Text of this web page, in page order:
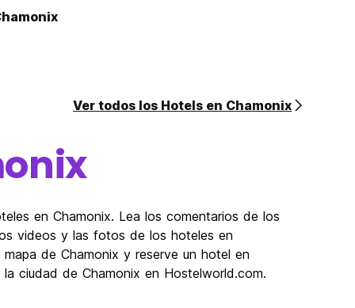
Ver todos los Hotels en Chamonix
en Chamonix. Lea los comentarios de los
videos y las fotos de los hoteles en
de Chamonix y reserve un hotel en
ciudad de Chamonix en Hostelworld.com.